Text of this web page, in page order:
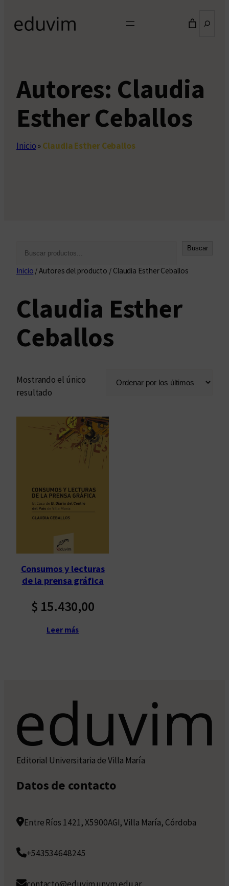
Autores: Claudia
Esther Ceballos
Inicio»Claudia Esther Ceballos
s
r
Buscar
Inicio / Autores del producto / Claudia Esther Ceballos
Claudia Esther
Ceballos
Mostrando el único
resultado
Consumos y lecturas
de la prensa gráfica
$ 15.430,00
Leer más
Editorial Universitaria de Villa María
Datos de contacto
Entre Ríos 1421, X5900AGI, Villa María, Córdoba
+543534648245